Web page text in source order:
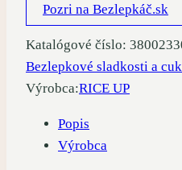
Pozri na Bezlepkáč.sk
Katalógové číslo:
Bezlepkové sladkosti a
Výrobca:RICE UP
Popis
Výrobca